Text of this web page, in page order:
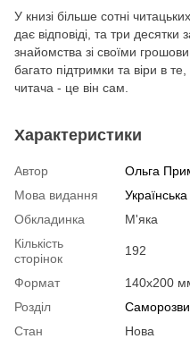
У книзі більше сотні
дає відповіді, та три
знайомства зі своїми
багато підтримки та віри в
читача - це він сам.
Характеристики
Автор
Ольга
Мова видання
Українська
Обкладинка
М'яка
Кількість
сторінок
192
Формат
140х200
Розділ
Стан
Нова